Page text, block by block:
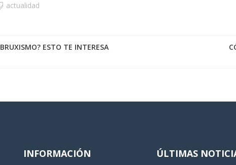
actualidad
ESTO TE INTERESA
INFORMACIÓN ÚLTIMAS